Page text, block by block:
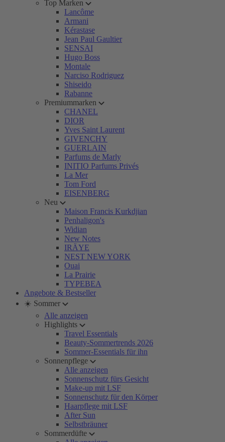
Top Marken
Lancôme
Armani
Kérastase
Jean Paul Gaultier
SENSAI
Hugo Boss
Montale
Narciso Rodriguez
Shiseido
Rabanne
Premiummarken
CHANEL
DIOR
Yves Saint Laurent
GIVENCHY
GUERLAIN
Parfums de Marly
INITIO Parfums Privés
La Mer
Tom Ford
EISENBERG
Neu
Maison Francis Kurkdjian
Penhaligon's
Widian
New Notes
IRÄYE
NEST NEW YORK
Ouai
La Prairie
TYPEBEA
Angebote & Bestseller
☀️ Sommer
Alle anzeigen
Highlights
Travel Essentials
Beauty-Sommertrends 2026
Sommer-Essentials für ihn
Sonnenpflege
Alle anzeigen
Sonnenschutz fürs Gesicht
Make-up mit LSF
Sonnenschutz für den Körper
Haarpflege mit LSF
After Sun
Selbstbräuner
Sommerdüfte